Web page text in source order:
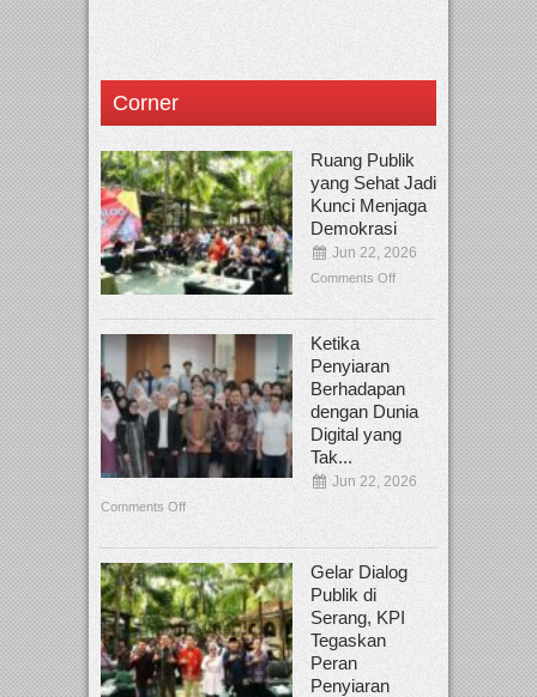
Corner
Ruang Publik
yang Sehat Jadi
Kunci Menjaga
Demokrasi
Jun 22, 2026
Comments Off
Ketika
Penyiaran
Berhadapan
dengan Dunia
Digital yang
Tak...
Jun 22, 2026
Comments Off
Gelar Dialog
Publik di
Serang, KPI
Tegaskan
Peran
Penyiaran